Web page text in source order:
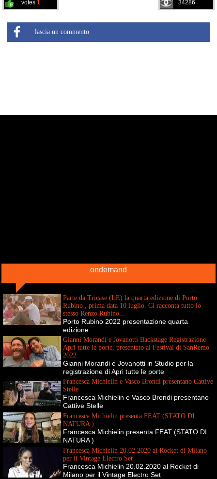
34286
votes 1
lascia un commento
ondemand
Parte da Tricase (LE) la quarta edizione di Porto
Rubino , prima data 10 luglio. Ci racconta tutto lo
stesso Renzo Rubino...
Porto Rubino 2022 presentazione quarta
edizione
Gianni Morandi e Jovanotti Backstage Registrazione
Apri tutte le porte, presentato al Festival di SanRemo
2022
Gianni Morandi e Jovanotti in Studio per la
registrazione di Apri tutte le porte
Francesca Michielin e Vasco Brondi presentano Cattive
Stelle
Francesca Michielin e Vasco Brondi presentano
Cattive Stelle
Francesca Michielin presenta FEAT (STATO DI
NATURA )
Francesca Michielin presenta FEAT (STATO DI
NATURA )
Francesca Michielin 20.02.2020 al Rocket di Milano
per il Vintage Electro Set
Francesca Michielin 20.02.2020 al Rocket di
Milano per il Vintage Electro Set